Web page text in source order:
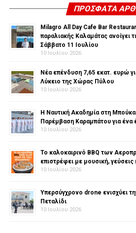
ΠΡΌΣΦΑΤΑ
Milagro All Day Cafe Bar
παραλιακής Καλαμάτας ανοίγει
Σάββατο 11 Ιουλίου
10 Ιουλίου 2026
Νέα επένδυση 7,65 εκατ. ευρώ
Λύκειο της Χώρας Πύλου
10 Ιουλίου 2026
Η Ναυτική Ακαδημία στη Μπούκα
Παρέμβαση Καραμπάτου για ένα
10 Ιουλίου 2026
Το καλοκαιρινό BBQ των
επιστρέφει με μουσική, γεύσεις
10 Ιουλίου 2026
Υπερσύγχρονο drone ενισχύει
Πεταλίδι
10 Ιουλίου 2026